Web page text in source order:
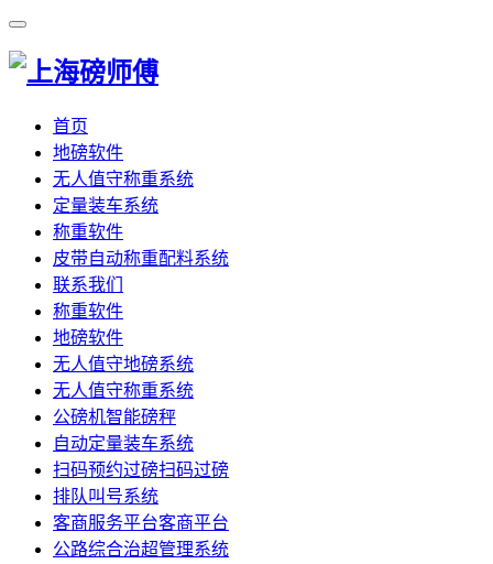
首页
地磅软件
无人值守称重系统
定量装车系统
称重软件
皮带自动称重配料系统
联系我们
称重软件
地磅软件
无人值守地磅系统
无人值守称重系统
公磅机智能磅秤
自动定量装车系统
扫码预约过磅扫码过磅
排队叫号系统
客商服务平台客商平台
公路综合治超管理系统